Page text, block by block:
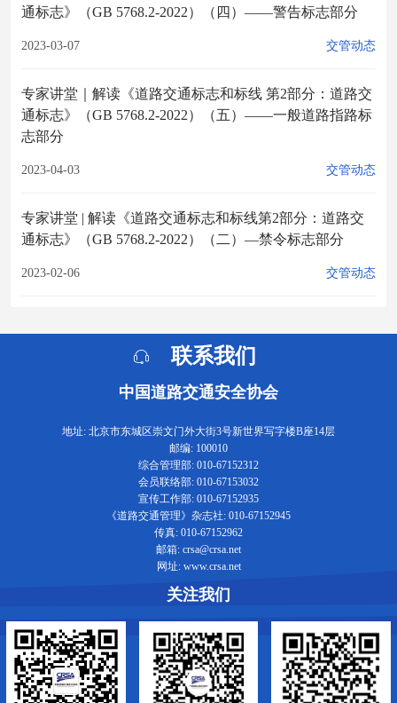
通标志》（GB 5768.2-2022）（四）——警告标志部分
2023-03-07 交管动态
专家讲堂｜解读《道路交通标志和标线 第2部分：道路交
通标志》（GB 5768.2-2022）（五）——一般道路指路标
志部分
2023-04-03 交管动态
专家讲堂 | 解读《道路交通标志和标线第2部分：道路交
通标志》（GB 5768.2-2022）（二）—禁令标志部分
2023-02-06 交管动态
联系我们
中国道路交通安全协会
地址: 北京市东城区崇文门外大街3号新世界写字楼B座14层
邮编: 100010
综合管理部: 010-67152312
会员联络部: 010-67153032
宣传工作部: 010-67152935
《道路交通管理》杂志社: 010-67152945
传真: 010-67152962
邮箱: crsa@crsa.net
网址: www.crsa.net
关注我们